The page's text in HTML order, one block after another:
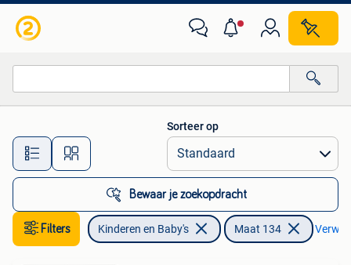
Alle afstanden…
Sorteer op
Bewaar je zoekopdracht
Filters Kinderen en Baby's Maat 134